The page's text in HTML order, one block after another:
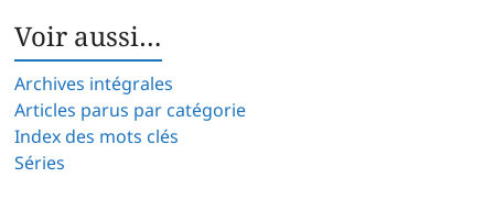
Voir aussi…
Archives intégrales
Articles parus par catégorie
Index des mots clés
Séries